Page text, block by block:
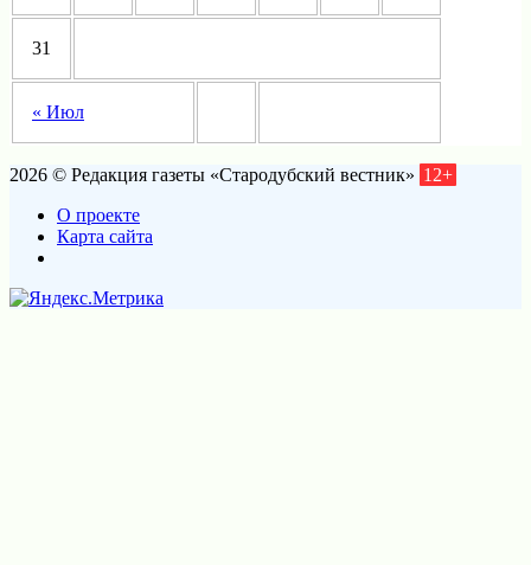
« Июл
31
2026 © Редакция газеты «Стародубский вестник» 12+
О проекте
Карта сайта